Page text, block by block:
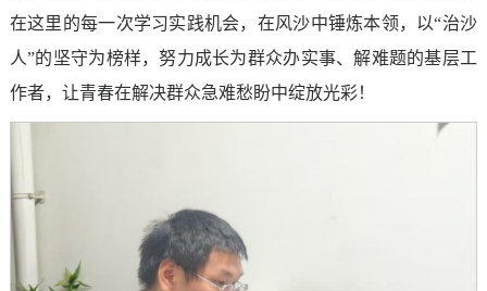
在这里的每一次学习实践机会，在风沙中锤炼本领，以“治沙
人”的坚守为榜样，努力成长为群众办实事、解难题的基层工
作者，让青春在解决群众急难愁盼中绽放光彩！